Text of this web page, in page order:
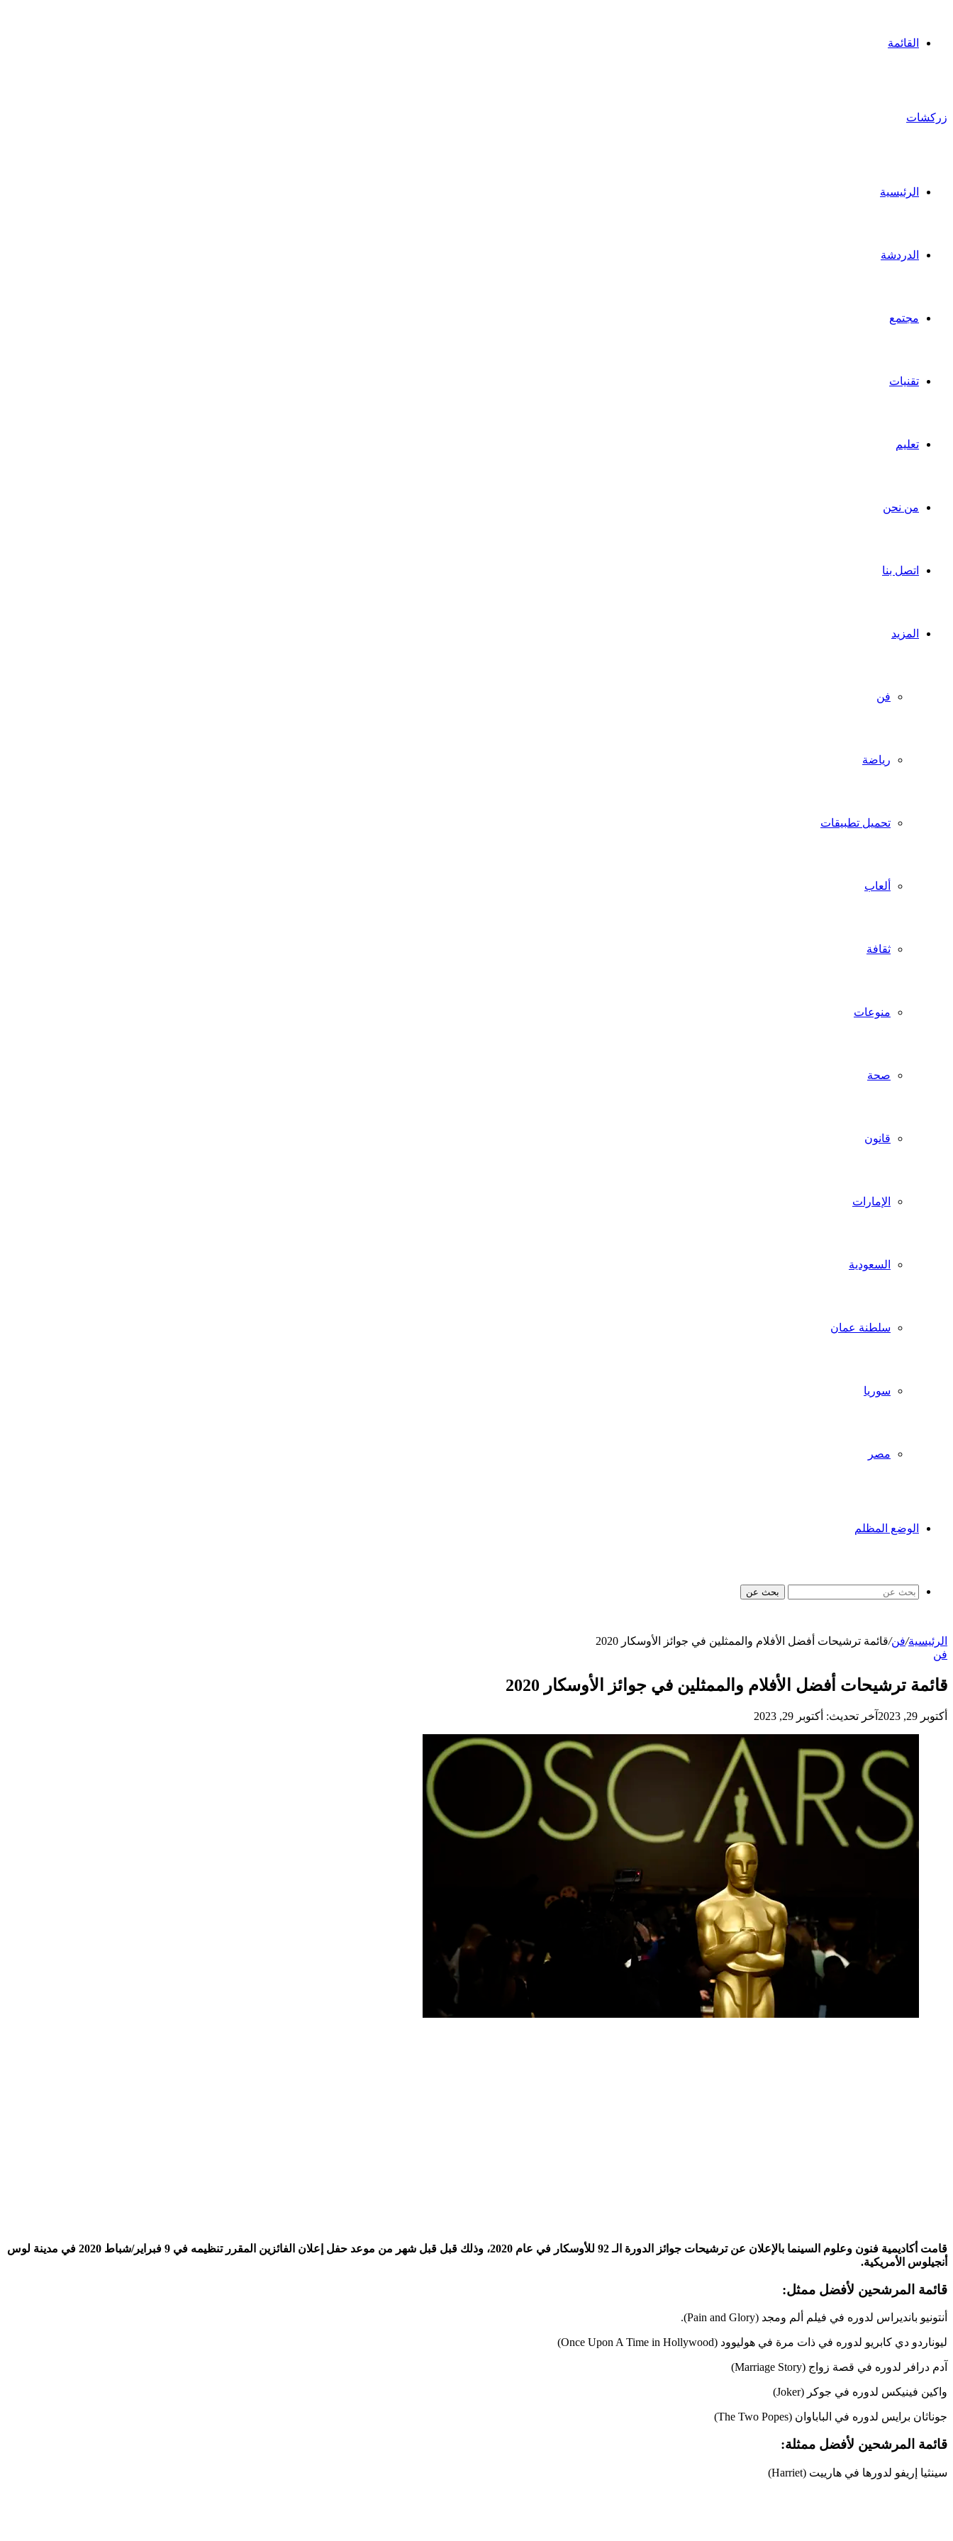
القائمة
زركشات
الرئيسية
الدردشة
مجتمع
تقنيات
تعليم
من نحن
اتصل بنا
المزيد
فن
رياضة
تحميل تطبيقات
ألعاب
ثقافة
منوعات
صحة
قانون
الإمارات
السعودية
سلطنة عمان
سوريا
مصر
الوضع المظلم
بحث عن
الرئيسية/فن/قائمة ترشيحات أفضل الأفلام والممثلين في جوائز الأوسكار 2020
فن
قائمة ترشيحات أفضل الأفلام والممثلين في جوائز الأوسكار 2020
أكتوبر 29, 2023 آخر تحديث: أكتوبر 29, 2023
قامت أكاديمية فنون وعلوم السينما بالإعلان عن ترشيحات جوائز الدورة الـ 92 للأوسكار في عام 2020، وذلك قبل قبل شهر من موعد حفل إعلان الفائزين المقرر تنظيمه في 9 فبراير/شباط 2020 في مدينة لوس
أنجيلوس الأمريكية.
قائمة المرشحين لأفضل ممثل:
أنتونيو بانديراس لدوره في فيلم ألم ومجد (Pain and Glory).
ليوناردو دي كابريو لدوره في ذات مرة في هوليوود (Once Upon A Time in Hollywood)
آدم درافر لدوره في قصة زواج (Marriage Story)
واكين فينيكس لدوره في جوكر (Joker)
جوناثان برايس لدوره في الباباوان (The Two Popes)
قائمة المرشحين لأفضل ممثلة:
سينثيا إريفو لدورها في هارييت (Harriet)